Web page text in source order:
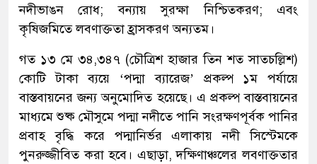
নদীভাঙন রোধ; বন্যায় সুরক্ষা নিশ্চিতকরণ; এবং
কৃষিজমিতে লবণাক্ততা হ্রাসকরণ অন্যতম।
গত ১৩ মে ৩৪,৩৪৭ (চৌত্রিশ হাজার তিন শত সাতচল্লিশ)
কোটি টাকা ব্যয়ে ‘পদ্মা ব্যারেজ’ প্রকল্প ১ম পর্যায়ে
বাস্তবায়নের জন্য অনুমোদিত হয়েছে। এ প্রকল্প বাস্তবায়নের
মাধ্যমে শুষ্ক মৌসুমে পদ্মা নদীতে পানি সংরক্ষণপূর্বক পানির
প্রবাহ বৃদ্ধি করে পদ্মানির্ভর এলাকায় নদী সিস্টেমকে
পুনরুজ্জীবিত করা হবে। এছাড়া, দক্ষিণাঞ্চলের লবণাক্ততার